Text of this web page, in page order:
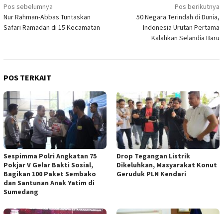
Navigasi
pos
Pos sebelumnya
Nur Rahman-Abbas Tuntaskan
Safari Ramadan di 15 Kecamatan
Pos berikutnya
50 Negara Terindah di Dunia,
Indonesia Urutan Pertama
Kalahkan Selandia Baru
POS TERKAIT
Sespimma Polri Angkatan 75
Pokjar V Gelar Bakti Sosial,
Bagikan 100 Paket Sembako
dan Santunan Anak Yatim di
Sumedang
Drop Tegangan Listrik
Dikeluhkan, Masyarakat Konut
Geruduk PLN Kendari